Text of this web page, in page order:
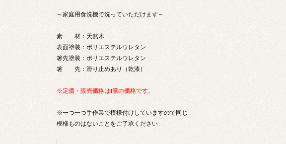
～家庭用食洗機で洗っていただけます～
素 材：天然木
表面塗装：ポリエステルウレタン
箸先塗装：ポリエステルウレタン
箸 先：滑り止めあり（乾漆）
※定価・販売価格は1膳の価格です。
※一つ一つ手作業で模様付けしていますので同じ
模様ものはないことをご了承ください